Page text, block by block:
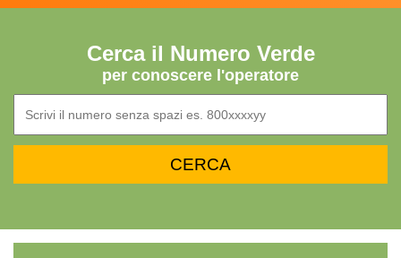
Cerca il Numero Verde
per conoscere l'operatore